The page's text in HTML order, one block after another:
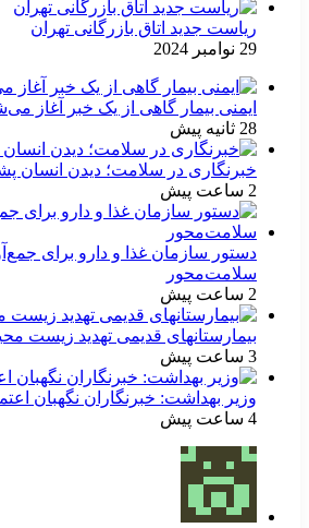
ریاست جدید اتاق بازرگانی تهران
29 نوامبر 2024
ایمنی بیمار گاهی از یک خبر آغاز
28 ثانیه پیش
خبرنگاری در سلامت؛ دیدن انسان
2 ساعت پیش
سلامت‌محور
2 ساعت پیش
بیمارستانهای قدیمی تهدید زیست
3 ساعت پیش
وزیر بهداشت: خبرنگاران نگهبان
4 ساعت پیش